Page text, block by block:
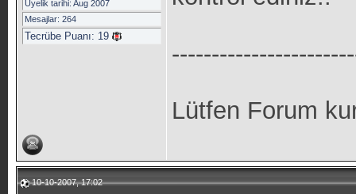
Üyelik tarihi: Aug 2007
Mesajlar: 264
Tecrübe Puanı: 19
Lütfen Forum
10-10-2007, 17:02